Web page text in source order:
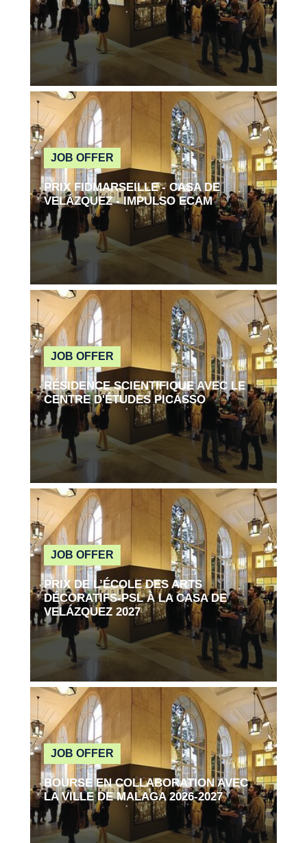
Read more
JOB OFFER
PRIX FIDMARSEILLE - CASA DE
VELÁZQUEZ - IMPULSO ECAM
Read more
JOB OFFER
RÉSIDENCE SCIENTIFIQUE AVEC LE
CENTRE D'ÉTUDES PICASSO
Read more
JOB OFFER
PRIX DE L’ÉCOLE DES ARTS
DÉCORATIFS-PSL À LA CASA DE
VELÁZQUEZ 2027
Read more
JOB OFFER
BOURSE EN COLLABORATION AVEC
LA VILLE DE MALAGA 2026-2027